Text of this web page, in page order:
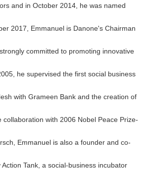
and in October 2014, he was named
2017, Emmanuel is Danone's Chairman
committed to promoting innovative
he supervised the first social business
with Grameen Bank and the creation of
collaboration with 2006 Nobel Peace Prize-
Emmanuel is also a founder and co-
Action Tank, a social-business incubator